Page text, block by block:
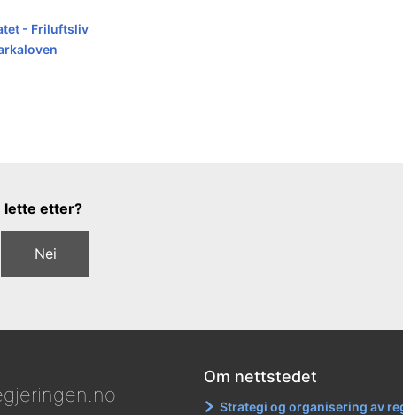
- Friluftsliv
lette etter?
Nei
Om nettstedet
Strategi og organisering av